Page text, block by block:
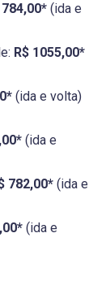
784,00* (ida e
R$ 1055,00*
(ida e volta)
(ida e
782,00* (ida e
(ida e